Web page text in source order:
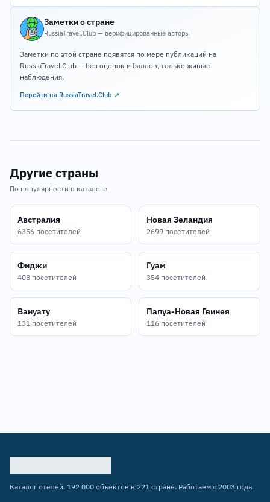
Заметки о стране
RussiaTravel.Club — верифицированные авторы
Заметки по этой стране появятся по мере публикаций на
RussiaTravel.Club — без оценок и баллов, только живые
наблюдения.
Перейти на RussiaTravel.Club ↗
Другие страны
По популярности в каталоге
Австралия
6356 посетителей
Новая Зеландия
2699 посетителей
Фиджи
408 посетителей
Гуам
354 посетителей
Вануату
131 посетителей
Папуа-Новая Гвинея
116 посетителей
Каталог отелей. 192 000 объектов в 221 стране. Работаем с 2003 года.